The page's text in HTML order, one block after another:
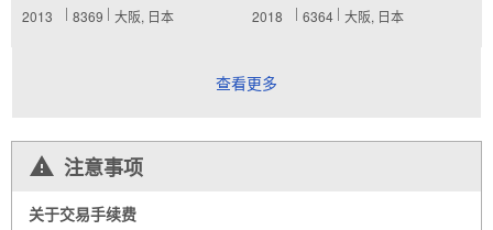
2013 8369 大阪, 日本 2018 6364 大阪, 日本
查看更多
注意事项
关于交易手续费